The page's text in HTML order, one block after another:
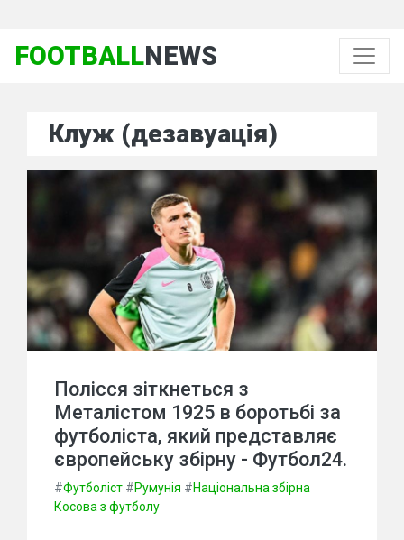
FOOTBALLNEWS
Клуж (дезавуація)
Полісся зіткнеться з
Металістом 1925 в боротьбі за
футболіста, який представляє
європейську збірну - Футбол24.
#Футболіст #Румунія #Національна збірна
Косова з футболу